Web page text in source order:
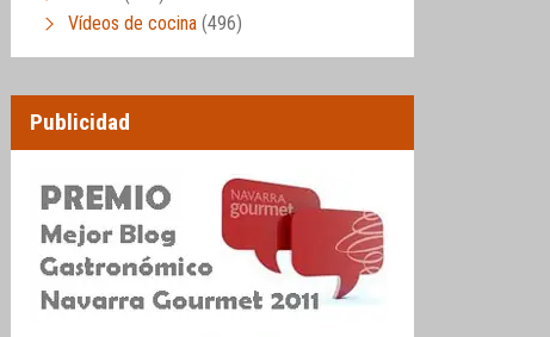
Vídeos de cocina (496)
Publicidad